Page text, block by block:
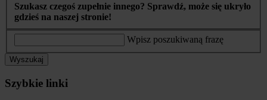
Szukasz czegoś zupełnie innego? Sprawdź, może się ukryło
gdzieś na naszej stronie!
Wpisz poszukiwaną frazę
Wyszukaj
Szybkie linki